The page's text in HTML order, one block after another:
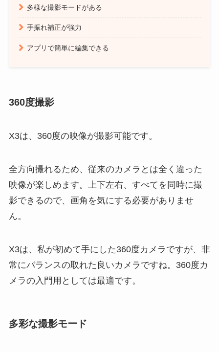
多様な撮影モードがある
手振れ補正が強力
アプリで簡単に編集できる
360度撮影
X3は、360度の映像が撮影可能です。
全方向撮れるため、従来のカメラとは全く違った
映像が楽しめます。上下左右、すべてを同時に撮
影できるので、画角を気にする必要がありませ
ん。
X3は、私が初めて手にした360度カメラですが、非
常にバランスの取れた良いカメラですね。360度カ
メラの入門用としては最適です。
多彩な撮影モード